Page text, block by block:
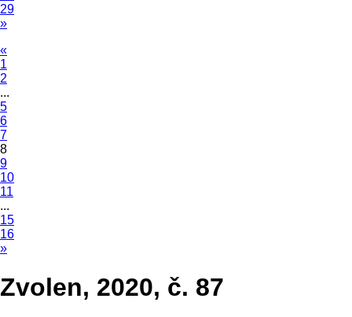
29
»
«
1
2
...
5
6
7
8
9
10
11
...
15
16
»
Zvolen, 2020, č. 87